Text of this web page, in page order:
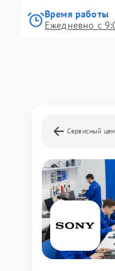
Время работы
Ежедневно с
Сервисный